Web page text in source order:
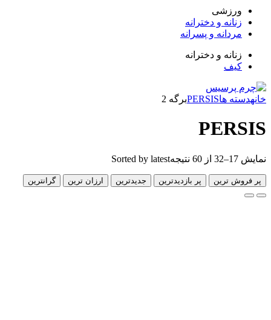
و دخترانه
و پسرانه
و دخترانه
هاPERSISبرگه 2
Sorted by latest
ترین پر بازدیدترین جدیدترین ارزان ترین گرانترین